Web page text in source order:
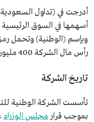
رأس مال الشركة 400 مليون ريال وفق تحديث 19 إبريل 2022م.
تاريخ الشركة
تأسست الشركة الوطنية
بموجب قرار مجلس الوزراء